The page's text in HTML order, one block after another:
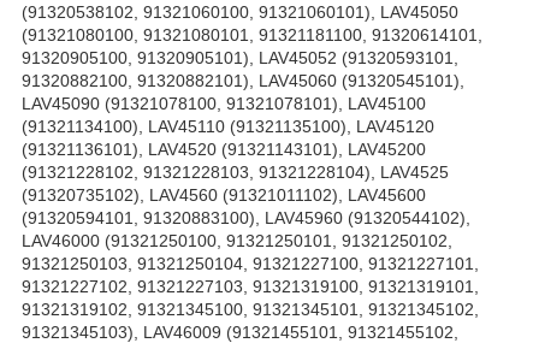
(91320538102, 91321060100, 91321060101), LAV45050
(91321080100, 91321080101, 91321181100, 91320614101,
91320905100, 91320905101), LAV45052 (91320593101,
91320882100, 91320882101), LAV45060 (91320545101),
LAV45090 (91321078100, 91321078101), LAV45100
(91321134100), LAV45110 (91321135100), LAV45120
(91321136101), LAV4520 (91321143101), LAV45200
(91321228102, 91321228103, 91321228104), LAV4525
(91320735102), LAV4560 (91321011102), LAV45600
(91320594101, 91320883100), LAV45960 (91320544102),
LAV46000 (91321250100, 91321250101, 91321250102,
91321250103, 91321250104, 91321227100, 91321227101,
91321227102, 91321227103, 91321319100, 91321319101,
91321319102, 91321345100, 91321345101, 91321345102,
91321345103), LAV46009 (91321455101, 91321455102,